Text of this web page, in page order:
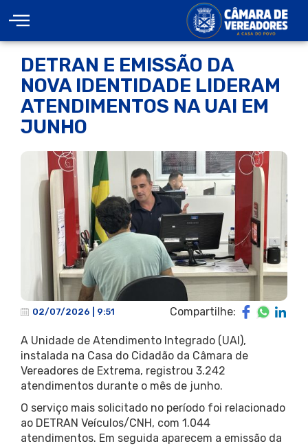
DETRAN E EMISSÃO DA
NOVA IDENTIDADE LIDERAM
ATENDIMENTOS NA UAI EM
JUNHO
02/07/2026 | 9:51 Compartilhe:
A Unidade de Atendimento Integrado (UAI),
instalada na Casa do Cidadão da Câmara de
Vereadores de Extrema, registrou 3.242
atendimentos durante o mês de junho.
O serviço mais solicitado no período foi relacionado
ao DETRAN Veículos/CNH, com 1.044
atendimentos. Em seguida aparecem a emissão da